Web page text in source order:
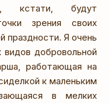
кстати, будут
зрения своих
праздности. Я очень
добровольной
работающая на
к маленьким
в мелких